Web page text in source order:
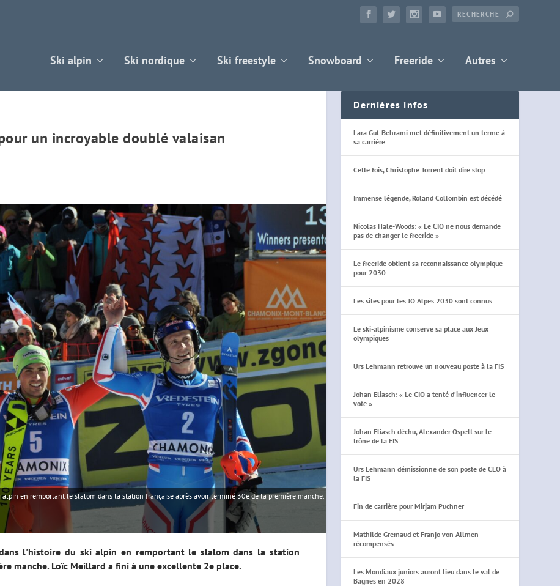
Ski alpin Ski nordique Ski freestyle Snowboard Freeride Autres
un incroyable doublé valaisan
en remportant le slalom dans la station française après avoir terminé 30e de la première manche.
l'histoire du ski alpin en remportant le slalom dans la station
manche. Loïc Meillard a fini à une excellente 2e place.
Dernières infos
Lara Gut-Behrami met définitivement un terme à
sa carrière
Cette fois, Christophe Torrent doit dire stop
Immense légende, Roland Collombin est décédé
Nicolas Hale-Woods: « Le CIO ne nous demande
pas de changer le freeride »
Le freeride obtient sa reconnaissance olympique
pour 2030
Les sites pour les JO Alpes 2030 sont connus
Le ski-alpinisme conserve sa place aux Jeux
olympiques
Urs Lehmann retrouve un nouveau poste à la FIS
Johan Eliasch: « Le CIO a tenté d’influencer le
vote »
Johan Eliasch déchu, Alexander Ospelt sur le
trône de la FIS
Urs Lehmann démissionne de son poste de CEO à
la FIS
Fin de carrière pour Mirjam Puchner
Mathilde Gremaud et Franjo von Allmen
récompensés
Les Mondiaux juniors auront lieu dans le val de
Bagnes en 2028